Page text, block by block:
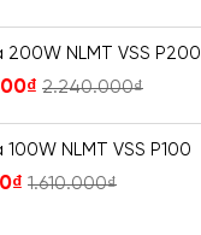
200W NLMT VSS P200
₫ 2.240.000₫
NLMT VSS P100
₫ 1.610.000₫